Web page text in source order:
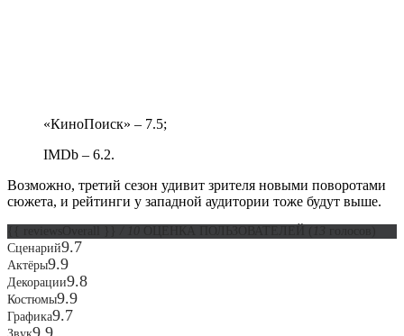
«КиноПоиск» – 7.5;
IMDb – 6.2.
Возможно, третий сезон удивит зрителя новыми поворотами
сюжета, и рейтинги у западной аудитории тоже будут выше.
Сценарий9.7
Актёры9.9
Декорации9.8
Костюмы9.9
Графика9.7
Звук9.9